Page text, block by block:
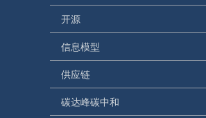
开源
信息模型
供应链
碳达峰碳中和